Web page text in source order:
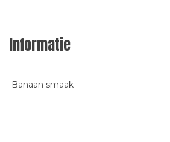
Informatie
Banaan smaak